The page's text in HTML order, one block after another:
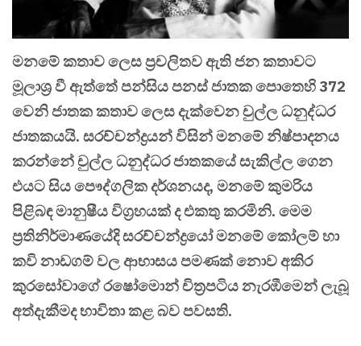
මනමේ කතාව ලෙස ප්‍රචලිතව ඇති ජන කතාවට
මූලාශ්‍ර වී ඇත්තේ පන්සිය පනස් ජාතක පොතෙහි 372
වෙනි ජාතක කතාව ලෙස දැක්වෙන චුල්ල ධනුද්ධර
ජාතකයයි. සරච්චන්ද්‍රයන් විසින් මනමේ නිෂ්පාදනය
කරන්නේ චුල්ල ධනුද්ධර ජාතකයේ සැකිල්ල ගෙන
එයට සිය පෞද්ගලික දර්ශනයද, මනමේ කුමරිය
පිළිබඳ මානුෂීය විග්‍රහයක් ද එකතු කරමිනි. මෙම
ප්‍රතිනිර්මාණයේදි සරච්චන්ද්‍රයෝ මනමේ කෝලම් හා
කවි නාඩගම් වල ආභාසය පමණක් නොව අකිර
කුරසෝවාගේ රෂෝමොන් චිත්‍රපටිය නැරඹීමෙන් ලැබූ
අත්දැකීමද භාවිතා කළ බව පවසති.